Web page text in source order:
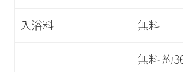
入浴料 無料
無料 約